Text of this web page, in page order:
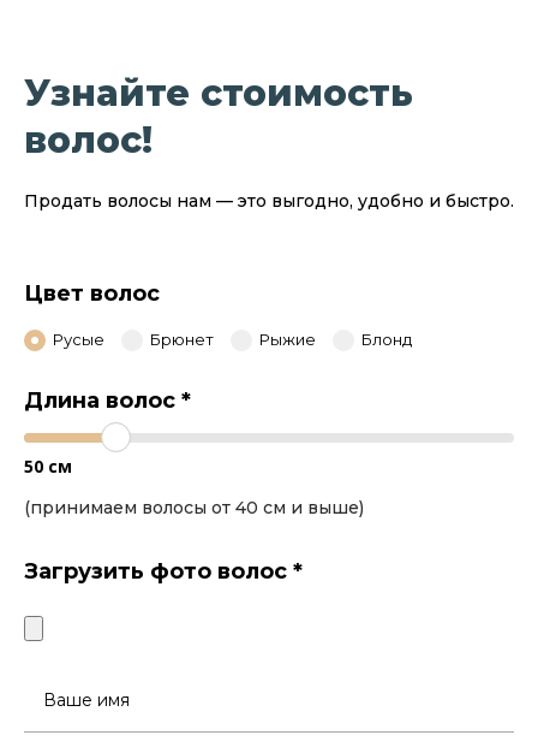
Узнайте стоимость
волос!
Продать волосы нам — это выгодно, удобно и быстро.
Цвет волос
Русые Брюнет Рыжие Блонд
Длина волос *
50 см
(принимаем волосы от 40 см и выше)
Загрузить фото волос *
Ваше
имя